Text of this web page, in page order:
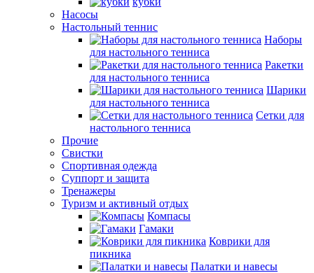
Насосы
Настольный теннис
Наборы
для настольного тенниса
Ракетки
для настольного тенниса
Шарики
для настольного тенниса
Сетки для
настольного тенниса
Прочие
Свистки
Спортивная одежда
Суппорт и защита
Тренажеры
Туризм и активный отдых
Компасы
Гамаки
Коврики для
пикника
Палатки и навесы